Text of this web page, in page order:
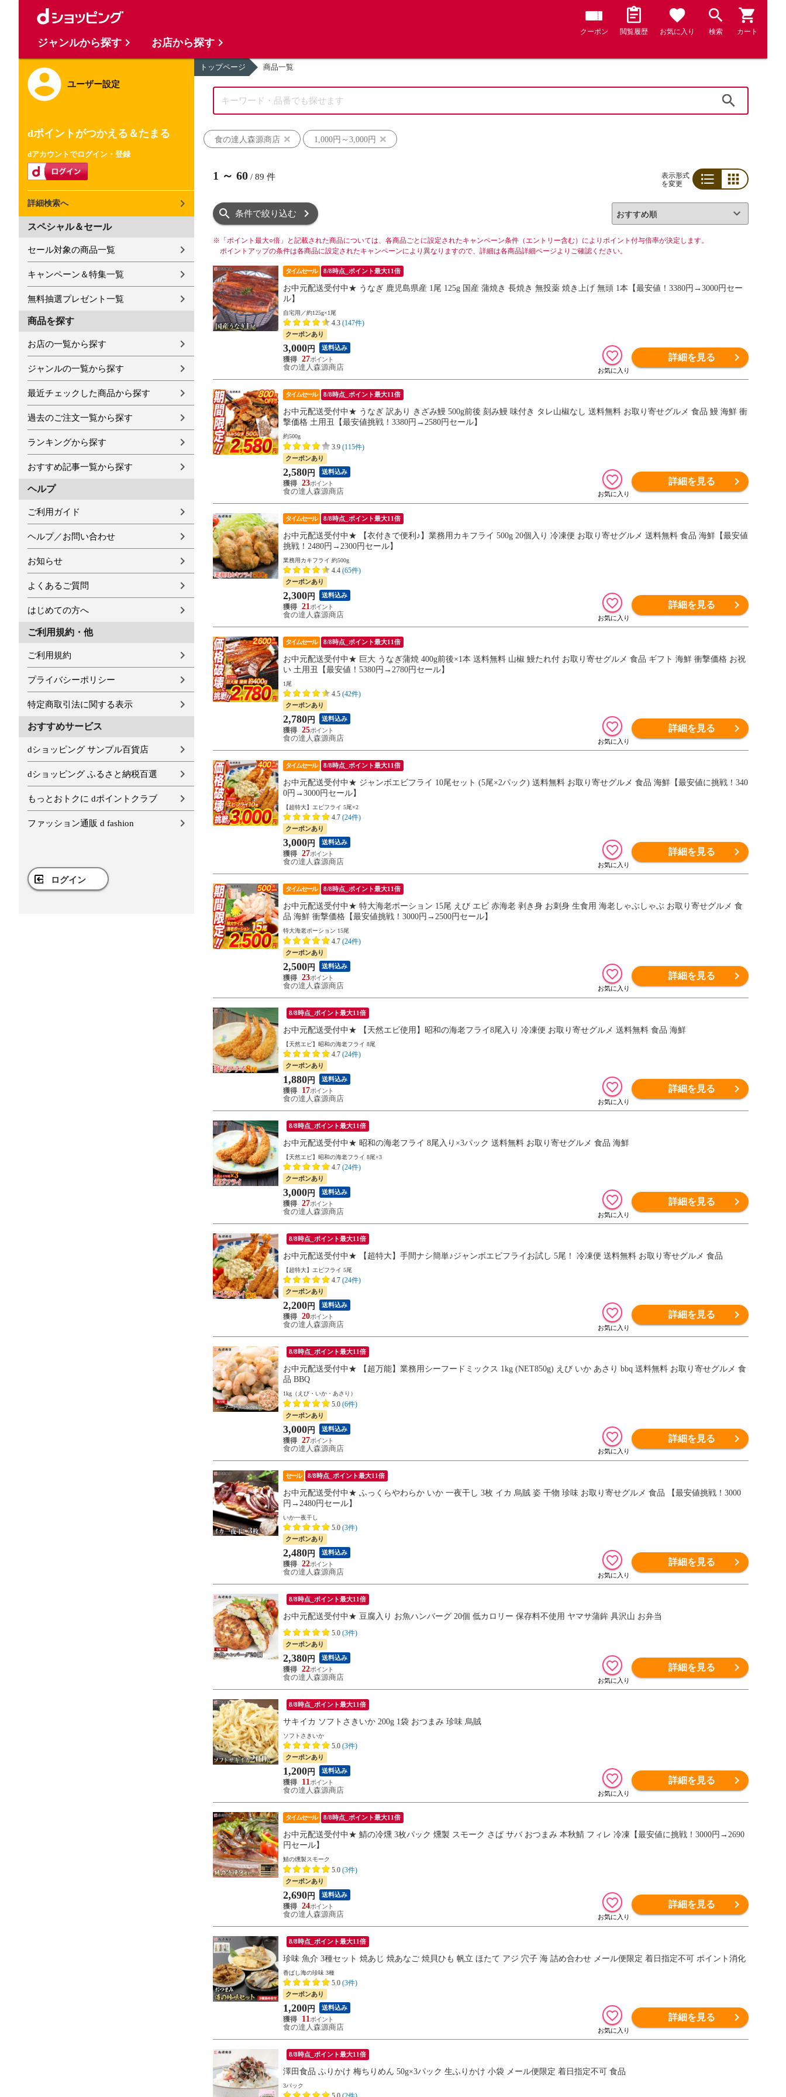
クーポン 閲覧履歴 お気に入り 検索 カート
ユーザー設定
dポイントがつかえる＆たまる
dアカウントでログイン・登録
詳細検索へ
スペシャル＆セール
セール対象の商品一覧
キャンペーン＆特集一覧
無料抽選プレゼント一覧
商品を探す
お店の一覧から探す
ジャンルの一覧から探す
最近チェックした商品から探す
過去のご注文一覧から探す
ランキングから探す
おすすめ記事一覧から探す
ヘルプ
ご利用ガイド
ヘルプ／お問い合わせ
お知らせ
よくあるご質問
はじめての方へ
ご利用規約・他
ご利用規約
プライバシーポリシー
特定商取引法に関する表示
おすすめサービス
dショッピング サンプル百貨店
dショッピング ふるさと納税百選
もっとおトクに dポイントクラブ
ファッション通販 d fashion
ログイン
トップページ 商品一覧
食の達人森源商店 1,000円～3,000円
1 ～ 60 / 89 件
表示形式
を変更
条件で絞り込む
※ 「ポイント最大○倍」と記載された商品については、各商品ごとに設定されたキャンペーン条件（エントリー含む）によりポイント付与倍率が決定します。
ポイントアップの条件は各商品に設定されたキャンペーンにより異なりますので、詳細は各商品詳細ページよりご確認ください。
タイムセール 8/8時点_ポイント最大11倍
お中元配送受付中★ うなぎ 鹿児島県産 1尾 125g 国産 蒲焼き 長焼き 無投薬 焼き上げ 無頭 1本【最安値！3380円→3000円セー
ル】
自宅用／約125g×1尾
4.3 (147件)
クーポンあり
3,000 円 送料込み
27
食の達人森源商店
詳細を見る
タイムセール 8/8時点_ポイント最大11倍
お中元配送受付中★ うなぎ 訳あり きざみ鰻 500g前後 刻み鰻 味付き タレ山椒なし 送料無料 お取り寄せグルメ 食品 鰻 海鮮 衝
撃価格 土用丑【最安値挑戦！3380円→2580円セール】
約500g
3.9 (115件)
クーポンあり
2,580 円 送料込み
23
食の達人森源商店
詳細を見る
タイムセール 8/8時点_ポイント最大11倍
お中元配送受付中★ 【衣付きで便利♪】業務用カキフライ 500g 20個入り 冷凍便 お取り寄せグルメ 送料無料 食品 海鮮【最安値
挑戦！2480円→2300円セール】
業務用カキフライ 約500g
4.4 (65件)
クーポンあり
2,300 円 送料込み
21
食の達人森源商店
詳細を見る
タイムセール 8/8時点_ポイント最大11倍
お中元配送受付中★ 巨大 うなぎ蒲焼 400g前後×1本 送料無料 山椒 鰻たれ付 お取り寄せグルメ 食品 ギフト 海鮮 衝撃価格 お祝
い 土用丑【最安値！5380円→2780円セール】
1尾
4.5 (42件)
クーポンあり
2,780 円 送料込み
25
食の達人森源商店
詳細を見る
タイムセール 8/8時点_ポイント最大11倍
お中元配送受付中★ ジャンボエビフライ 10尾セット (5尾×2パック) 送料無料 お取り寄せグルメ 食品 海鮮【最安値に挑戦！340
0円→3000円セール】
【超特大】エビフライ 5尾×2
4.7 (24件)
クーポンあり
3,000 円 送料込み
27
食の達人森源商店
詳細を見る
タイムセール 8/8時点_ポイント最大11倍
お中元配送受付中★ 特大海老ポーション 15尾 えび エビ 赤海老 剥き身 お刺身 生食用 海老しゃぶしゃぶ お取り寄せグルメ 食
品 海鮮 衝撃価格【最安値挑戦！3000円→2500円セール】
特大海老ポーション 15尾
4.7 (24件)
クーポンあり
2,500 円 送料込み
23
食の達人森源商店
詳細を見る
8/8時点_ポイント最大11倍
お中元配送受付中★ 【天然エビ使用】昭和の海老フライ8尾入り 冷凍便 お取り寄せグルメ 送料無料 食品 海鮮
【天然エビ】昭和の海老フライ 8尾
4.7 (24件)
クーポンあり
1,880 円 送料込み
17
食の達人森源商店
詳細を見る
8/8時点_ポイント最大11倍
お中元配送受付中★ 昭和の海老フライ 8尾入り×3パック 送料無料 お取り寄せグルメ 食品 海鮮
【天然エビ】昭和の海老フライ 8尾×3
4.7 (24件)
クーポンあり
3,000 円 送料込み
27
食の達人森源商店
詳細を見る
8/8時点_ポイント最大11倍
お中元配送受付中★ 【超特大】手間ナシ簡単♪ジャンボエビフライお試し 5尾！ 冷凍便 送料無料 お取り寄せグルメ 食品
【超特大】エビフライ 5尾
4.7 (24件)
クーポンあり
2,200 円 送料込み
20
食の達人森源商店
詳細を見る
8/8時点_ポイント最大11倍
お中元配送受付中★ 【超万能】業務用シーフードミックス 1kg (NET850g) えび いか あさり bbq 送料無料 お取り寄せグルメ 食
品 BBQ
1kg（えび・いか・あさり）
5.0 (6件)
クーポンあり
3,000 円 送料込み
27
食の達人森源商店
詳細を見る
セール 8/8時点_ポイント最大11倍
お中元配送受付中★ ふっくらやわらか いか 一夜干し 3枚 イカ 烏賊 姿 干物 珍味 お取り寄せグルメ 食品 【最安値挑戦！3000
円→2480円セール】
いか一夜干し
5.0 (3件)
クーポンあり
2,480 円 送料込み
22
食の達人森源商店
詳細を見る
8/8時点_ポイント最大11倍
お中元配送受付中★ 豆腐入り お魚ハンバーグ 20個 低カロリー 保存料不使用 ヤマサ蒲鉾 具沢山 お弁当
5.0 (3件)
クーポンあり
2,380 円 送料込み
22
食の達人森源商店
詳細を見る
8/8時点_ポイント最大11倍
サキイカ ソフトさきいか 200g 1袋 おつまみ 珍味 烏賊
ソフトさきいか
5.0 (3件)
クーポンあり
1,200 円 送料込み
11
食の達人森源商店
詳細を見る
タイムセール 8/8時点_ポイント最大11倍
お中元配送受付中★ 鯖の冷燻 3枚パック 燻製 スモーク さば サバ おつまみ 本秋鯖 フィレ 冷凍【最安値に挑戦！3000円→2690
円セール】
鯖の燻製スモーク
5.0 (3件)
クーポンあり
2,690 円 送料込み
24
食の達人森源商店
詳細を見る
8/8時点_ポイント最大11倍
珍味 魚介 3種セット 焼あじ 焼あなご 焼貝ひも 帆立 ほたて アジ 穴子 海 詰め合わせ メール便限定 着日指定不可 ポイント消化
香ばし海の珍味 3種
5.0 (3件)
クーポンあり
1,200 円 送料込み
11
食の達人森源商店
詳細を見る
8/8時点_ポイント最大11倍
澤田食品 ふりかけ 梅ちりめん 50g×3パック 生ふりかけ 小袋 メール便限定 着日指定不可 食品
3パック
ジャンルから探す お店から探す